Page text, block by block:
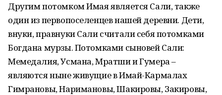
Другим потомком Имая является Сали, также
один из первопоселенцев нашей деревни. Дети,
внуки, правнуки Сали считали себя потомками
Богдана мурзы. Потомками сыновей Сали:
Мемедалия, Усмана, Мратши и Гумера –
являются ныне живущие в Имай-Кармалах
Гимрановы, Наримановы, Шакировы, Закировы,